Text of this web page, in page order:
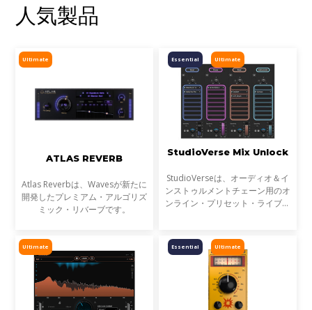
人気製品
Ultimate
ATLAS REVERB
Atlas Reverbは、Wavesが新たに
開発したプレミアム・アルゴリズ
ミック・リバーブです。
Ultimate
Essential
StudioVerse Mix Unlock
StudioVerseは、オーディオ＆イ
ンストゥルメントチェーン用のオ
ンライン・プリセット・ライブラ
し、完成済みのミックス、サンプ
ル、ループ素材を瞬時に解
Ultimate Ultimate
Essential